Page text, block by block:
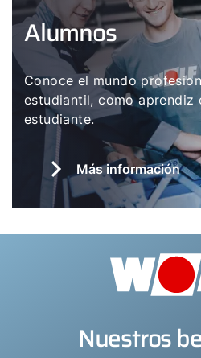
Alumnos
Conoce el mundo
estudiantil, como aprendiz
estudiante.
Más información
Nuestros